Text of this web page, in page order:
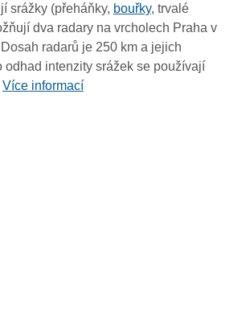
10:55
10:45
10:35
10:25
srážky (přeháňky, bouřky, trvalé
dva radary na vrcholech Praha v
radarů je 250 km a jejich
odhad intenzity srážek se používají
Více informací